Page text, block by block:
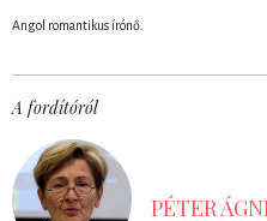
Angol romantikus írónő.
A fordítóról
PÉTER